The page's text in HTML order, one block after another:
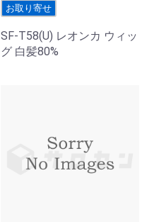
お取り寄せ
SF-T58(U) レオンカ ウィッ
グ 白髪80%